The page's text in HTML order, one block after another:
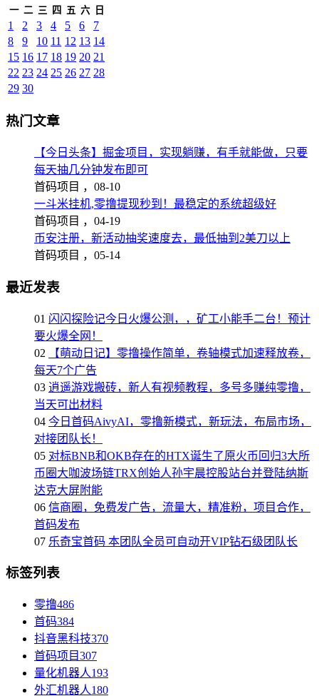
一 二 三 四 五 六 日
1 2 3 4 5 6
7
8
9 10 11 12 13 14
15 16 17 18 19 20 21
22 23 24 25 26 27 28
29 30
热门文章
【今日头条】掘金项目，实现躺赚，有手就能做，只要
每天抽几分钟发布即可
首码项目 ， 08-10
一斗米挂机,零撸提现秒到！最稳定的系统超级好
首码项目 ， 04-19
币安注册，新活动抽奖速度去，最低抽到2美刀以上
首码项目 ， 05-14
最近发表
01 闪闪探险记今日火爆公测，，矿工小能手二台！预计
要火爆全网！
02
【萌动日记】零撸操作简单，卷轴模式加速释放卷，
每天7个广告
03 逍遥游戏搬砖，新人有视频教程，多号多赚纯零撸，
当天可出材料
04 今日首码AivyAI，零撸新模式，新玩法，布局市场，
对接团队长！
05 对标BNB和OKB存在的HTX诞生了原火币回归3大所
币圈大咖波场链TRX创始人孙宇晨控股站台并登陆纳斯
达克大屏附能
06 信商圈，免费发广告，流量大，精准粉，项目合作，
首码发布
07 乐奇宝首码 本团队全员可自动开VIP钻石级团队长
标签列表
零撸486
首码384
抖音黑科技370
首码项目307
量化机器人193
外汇机器人180